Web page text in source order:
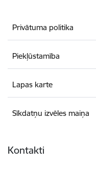
Privātuma politika
Piekļūstamība
Lapas karte
Sīkdatņu izvēles maiņa
Kontakti